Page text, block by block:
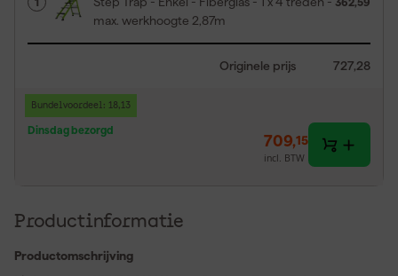
1
max. werkhoogte 2,87m
362,59
Originele prijs 727,28
Bundelvoordeel: 18,13
Dinsdag bezorgd
709,15
incl. BTW
Productinformatie
Productomschrijving